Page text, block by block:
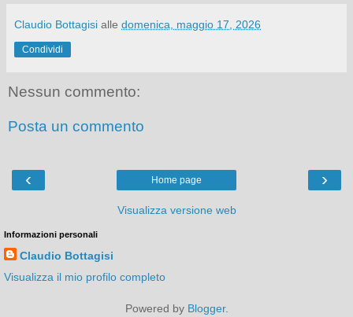
Claudio Bottagisi alle domenica, maggio 17, 2026
Condividi
Nessun commento:
Posta un commento
‹ ›
Home page
Visualizza versione web
Informazioni personali
Claudio Bottagisi
Visualizza il mio profilo completo
Powered by Blogger.